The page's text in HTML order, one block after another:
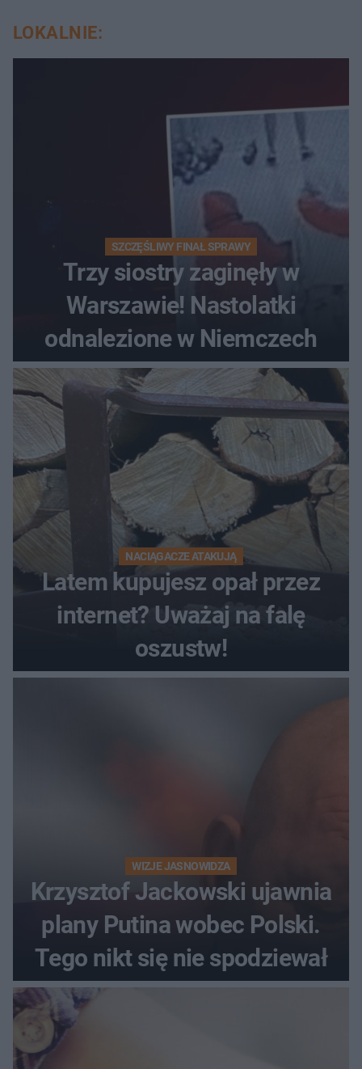
LOKALNIE:
SZCZĘŚLIWY FINAŁ SPRAWY
Trzy siostry zaginęły w
Warszawie! Nastolatki
odnalezione w Niemczech
NACIĄGACZE ATAKUJĄ
Latem kupujesz opał przez
internet? Uważaj na falę
oszustw!
WIZJE JASNOWIDZA
Krzysztof Jackowski ujawnia
plany Putina wobec Polski.
Tego nikt się nie spodziewał